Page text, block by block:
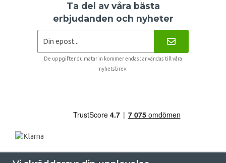
Ta del av våra bästa
erbjudanden och nyheter
De uppgifter du matar in kommer endast användas till våra
nyhetsbrev.